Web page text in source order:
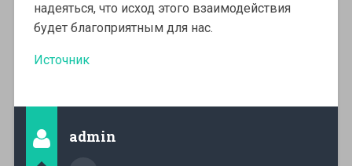
надеяться, что исход этого взаимодействия
будет благоприятным для нас.
Источник
admin